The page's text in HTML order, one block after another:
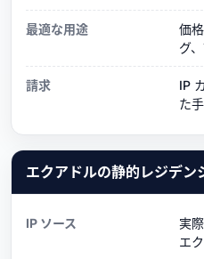
最適な用途
価
グ
請求
IP
た
エクアドルの静的レジデン
IP ソース
実
エ